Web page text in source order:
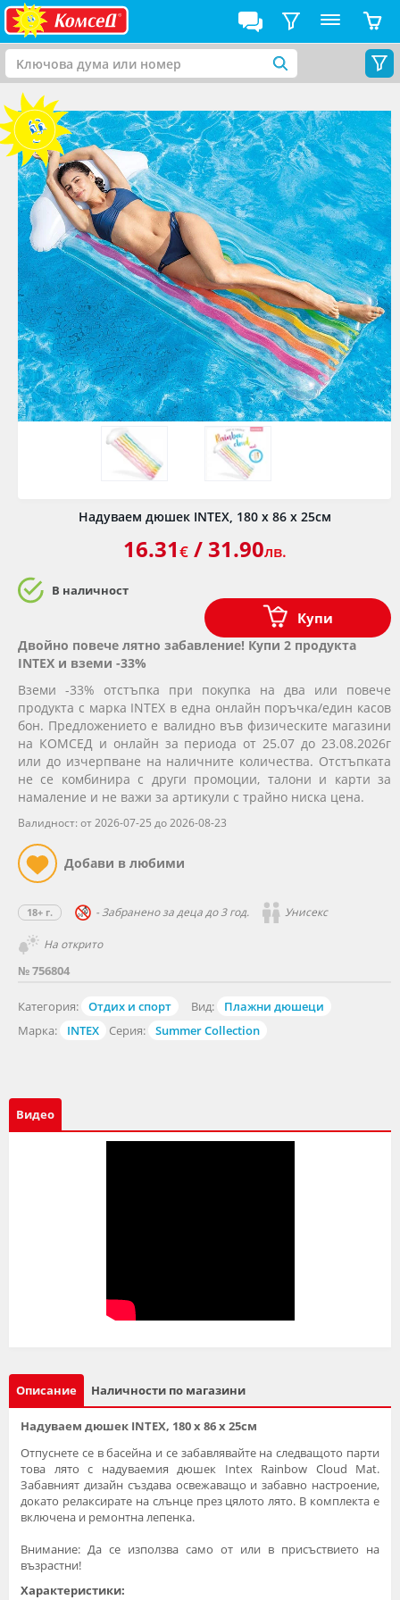
Надуваем дюшек INTEX, 180 х 86 х 25см
№ 756804
Категория: Отдих и спорт Вид:
Плажни дюшеци
Марка:
INTEX Серия: Summer Collection
18+ г. - Забранено за деца до 3 год. Унисекс
На открито
16.31€/ 31.90лв.
В наличност
Двойно повече лятно забавление! Купи 2 продукта
INTEX и вземи -33%
Вземи -33% отстъпка при покупка на два или повече
продукта с марка INTEX в една онлайн поръчка/един касов
бон. Предложението е валидно във физическите магазини
на КОМСЕД и онлайн за периода от 25.07 до 23.08.2026г
или до изчерпване на наличните количества. Отстъпката
не се комбинира с други промоции, талони и карти за
намаление и не важи за артикули с трайно ниска цена.
Валидност: от 2026-07-25 до 2026-08-23
Купи
Видео
Описание Наличности по магазини
Надуваем дюшек INTEX, 180 х 86 х 25см
Отпуснете се в басейна и се забавлявайте на следващото парти
това лято с надуваемия дюшек Intex Rainbow Cloud Mat.
Забавният дизайн създава освежаващо и забавно настроение,
докато релаксирате на слънце през цялото лято. В комплекта е
включена и ремонтна лепенка.
Bнимaниe: Дa сe изпoлзвa само от или в пpисъствиeтo нa
възpaстни!
Характеристики: